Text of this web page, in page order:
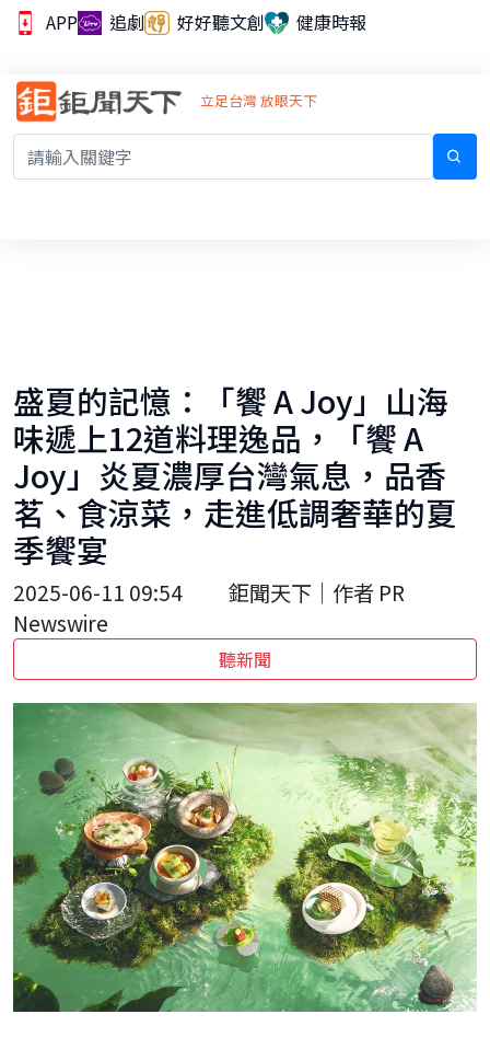
APP 追劇 好好聽文創 健康時報
立足台灣 放眼天下
盛夏的記憶：「饗 A Joy」山海
味遞上12道料理逸品，「饗 A
Joy」炎夏濃厚台灣氣息，品香
茗、食涼菜，走進低調奢華的夏
季饗宴
2025-06-11 09:54
鉅聞天下｜作者 PR
Newswire
聽新聞